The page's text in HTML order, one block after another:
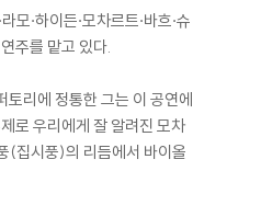
·하이든·모차르트·바흐·슈
주를 맡고 있다.
리에 정통한 그는 이 공연에
로 우리에게 잘 알려진 모차
(집시풍)의 리듬에서 바이올